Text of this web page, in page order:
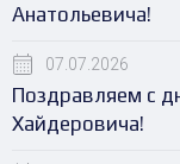
Анатольевича!
07.07.2026
Поздравляем с
Хайдеровича!